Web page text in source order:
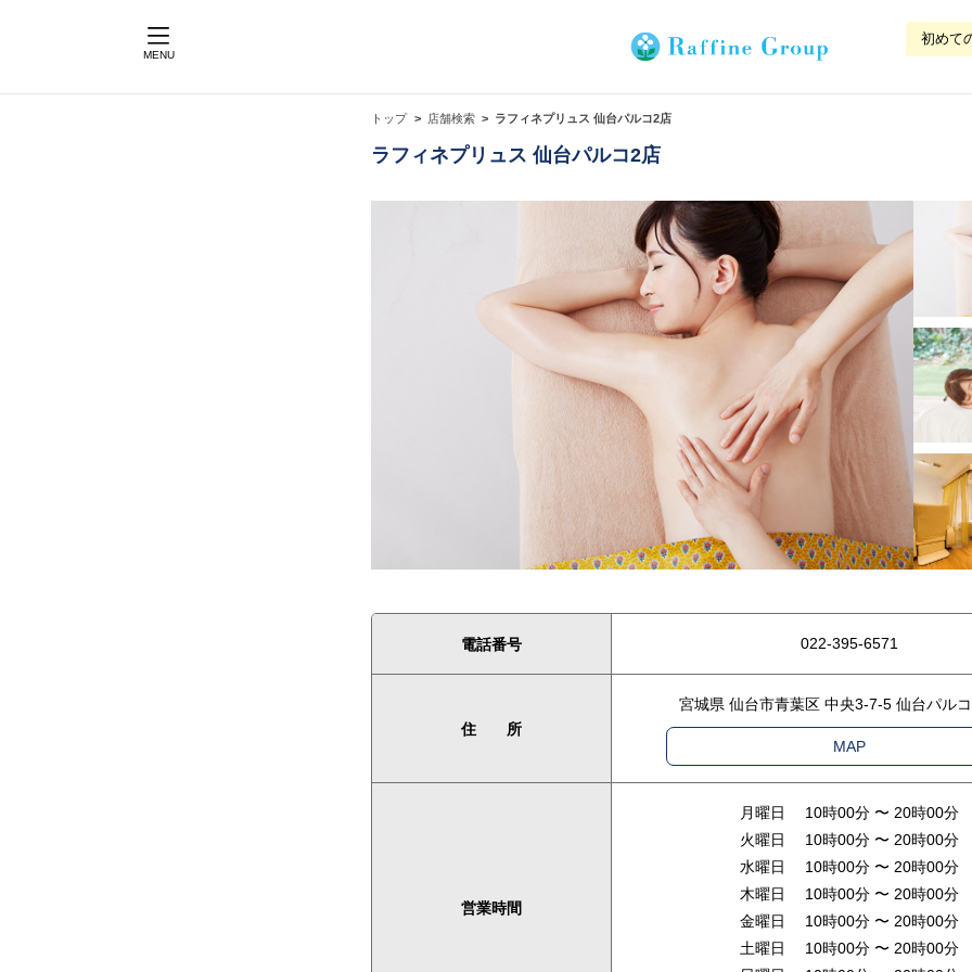
MENU
初めて
トップ 店舗検索 ラフィネプリュス 仙台パルコ2店
ラフィネプリュス 仙台パルコ2店
電話番号 022-395-6571
住 所
宮城県 仙台市青葉区 中央3-7-5 仙台パル
MAP
営業時間
月曜日 10時00分 〜 20時00分
火曜日 10時00分 〜 20時00分
水曜日 10時00分 〜 20時00分
木曜日 10時00分 〜 20時00分
金曜日 10時00分 〜 20時00分
土曜日 10時00分 〜 20時00分